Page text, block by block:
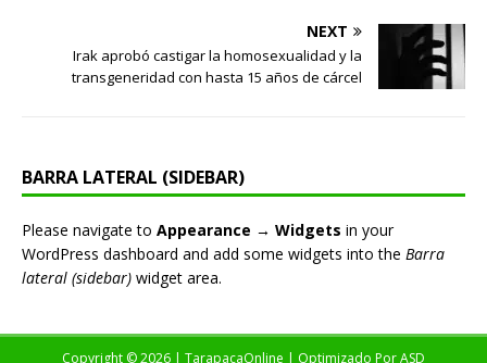
NEXT
Irak aprobó castigar la homosexualidad y la
transgeneridad con hasta 15 años de cárcel
BARRA LATERAL (SIDEBAR)
Please navigate to Appearance → Widgets in your
WordPress dashboard and add some widgets into the Barra
lateral (sidebar) widget area.
Copyright © 2026 | TarapacaOnline | Optimizado PorASD